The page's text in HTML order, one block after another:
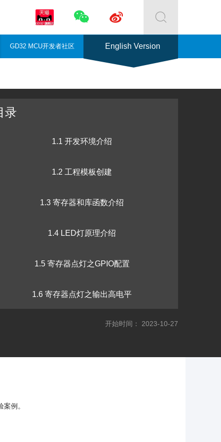

 
GD32 MCU开发者社区 English Version
录
1.1 开发环境介绍
1.2 工程模板创建
1.3 寄存器和库函数介绍
1.4 LED灯原理介绍
1.5 寄存器点灯之GPIO配置
1.6 寄存器点灯之输出高电平
1.7 VSCode安装
1.8 库函数点灯
开始时间： 2023-10-27
例。